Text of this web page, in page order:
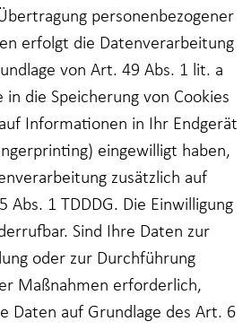
personenbezogener
erfolgt die Datenverarbeitung
von Art. 49 Abs. 1 lit. a
in die Speicherung von Cookies
Informationen in Ihr Endgerät
eingewilligt haben,
zusätzlich auf
Abs. 1 TDDDG. Die Einwilligung
Sind Ihre Daten zur
oder zur Durchführung
Maßnahmen erforderlich,
Daten auf Grundlage des Art. 6